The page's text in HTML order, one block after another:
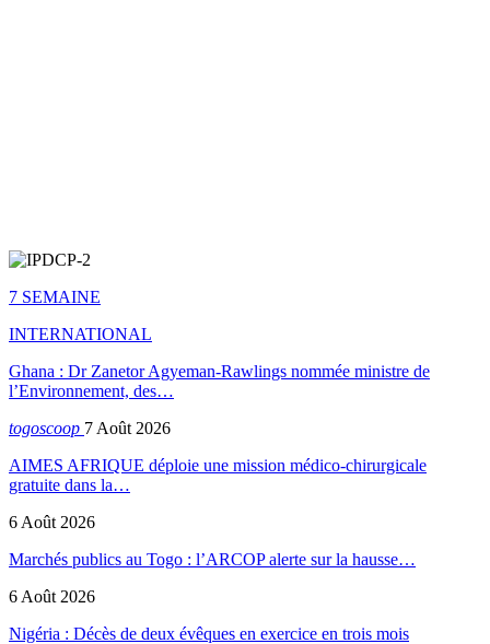
7 SEMAINE
INTERNATIONAL
Ghana : Dr Zanetor Agyeman-Rawlings nommée ministre de
l’Environnement, des…
togoscoop 7 Août 2026
AIMES AFRIQUE déploie une mission médico-chirurgicale
gratuite dans la…
6 Août 2026
Marchés publics au Togo : l’ARCOP alerte sur la hausse…
6 Août 2026
Nigéria : Décès de deux évêques en exercice en trois mois